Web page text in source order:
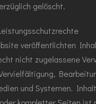
gelöscht.
veröffentlichten
nicht zugelassene
und Systemen.